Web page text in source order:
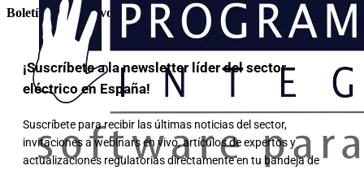
Boletín informativo
¡Suscríbete a la newsletter líder del sector
eléctrico en España!
Suscríbete para recibir las últimas noticias del sector,
invitaciones a webinars en vivo, artículos de expertos y
actualizaciones regulatorias directamente en tu bandeja de